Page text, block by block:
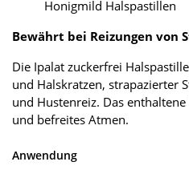
Honigmild Halspastillen
Bewährt bei Reizungen von
Die Ipalat zuckerfrei
und Halskratzen, strapazierter
und Hustenreiz. Das
und befreites Atmen.
Anwendung